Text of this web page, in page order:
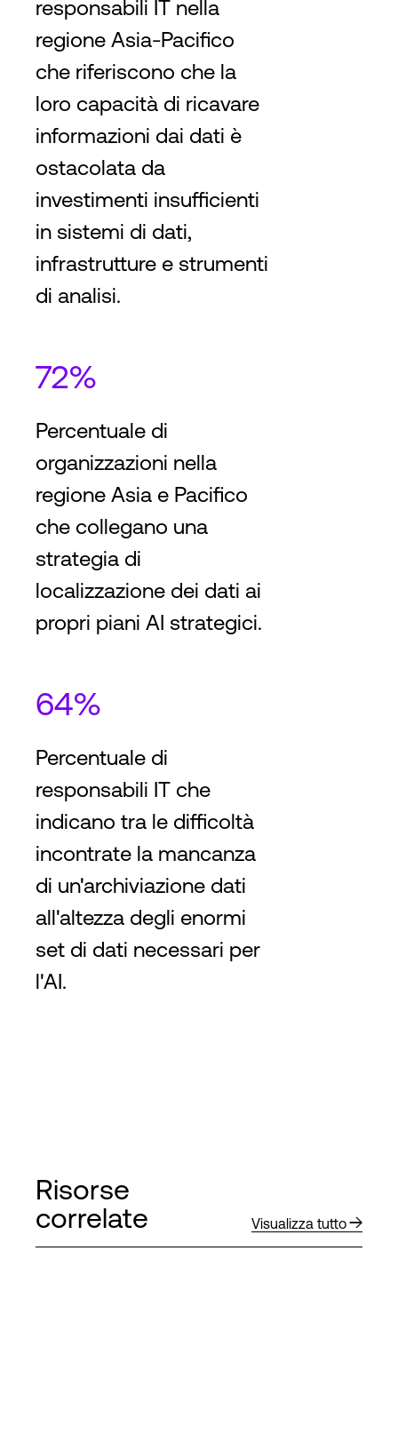
responsabili IT nella
regione Asia-Pacifico
che riferiscono che la
loro capacità di ricavare
informazioni dai dati è
ostacolata da
investimenti insufficienti
in sistemi di dati,
infrastrutture e strumenti
di analisi.
72%
Percentuale di
organizzazioni nella
regione Asia e Pacifico
che collegano una
strategia di
localizzazione dei dati ai
propri piani AI strategici.
64%
Percentuale di
responsabili IT che
indicano tra le difficoltà
incontrate la mancanza
di un'archiviazione dati
all'altezza degli enormi
set di dati necessari per
l'AI.
Risorse
correlate
Visualizza tutto